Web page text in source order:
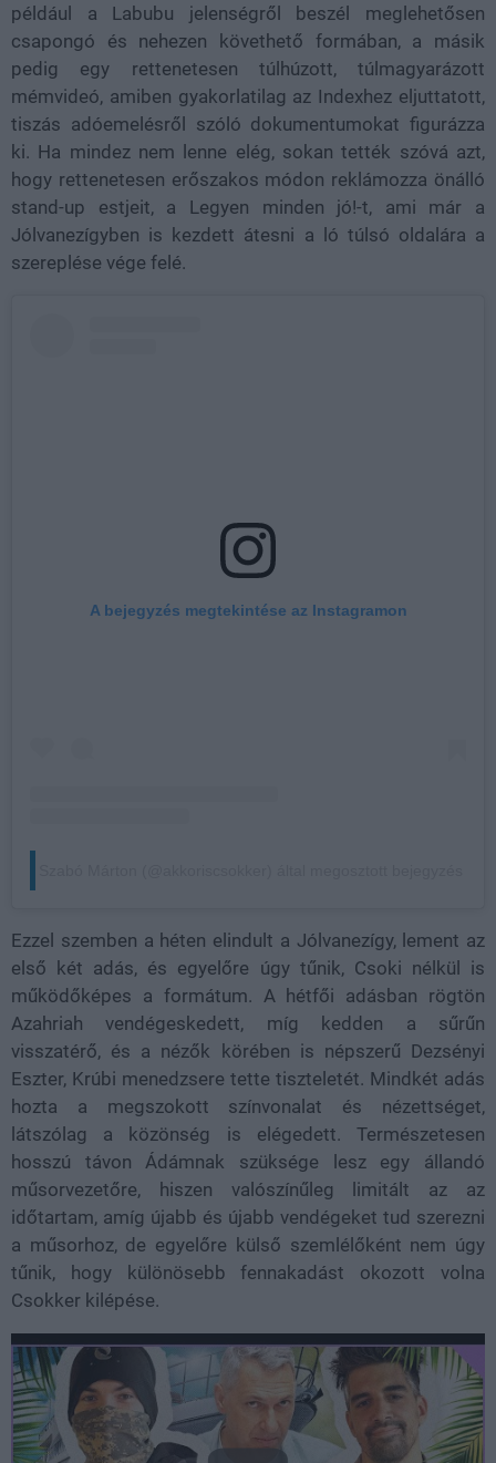
például a Labubu jelenségről beszél meglehetősen
csapongó és nehezen követhető formában, a másik
pedig egy rettenetesen túlhúzott, túlmagyarázott
mémvideó, amiben gyakorlatilag az Indexhez eljuttatott,
tiszás adóemelésről szóló dokumentumokat figurázza
ki. Ha mindez nem lenne elég, sokan tették szóvá azt,
hogy rettenetesen erőszakos módon reklámozza önálló
stand-up estjeit, a Legyen minden jó!-t, ami már a
Jólvanezígyben is kezdett átesni a ló túlsó oldalára a
szereplése vége felé.
A bejegyzés megtekintése az Instagramon
Ezzel szemben a héten elindult a Jólvanezígy, lement az
első két adás, és egyelőre úgy tűnik, Csoki nélkül is
működőképes a formátum. A hétfői adásban rögtön
Azahriah vendégeskedett, míg kedden a sűrűn
visszatérő, és a nézők körében is népszerű Dezsényi
Eszter, Krúbi menedzsere tette tiszteletét. Mindkét adás
hozta a megszokott színvonalat és nézettséget,
látszólag a közönség is elégedett. Természetesen
hosszú távon Ádámnak szüksége lesz egy állandó
műsorvezetőre, hiszen valószínűleg limitált az az
időtartam, amíg újabb és újabb vendégeket tud szerezni
a műsorhoz, de egyelőre külső szemlélőként nem úgy
tűnik, hogy különösebb fennakadást okozott volna
Csokker kilépése.